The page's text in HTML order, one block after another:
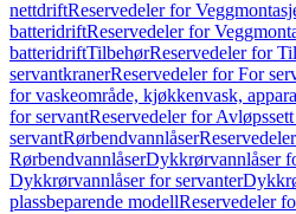
nettdriftReservedeler for
batteridriftReservedeler for
batteridriftTilbehørReservedeler for
servantkranerReservedeler for For
for vaskeområde, kjøkkenvask,
for servantReservedeler for
servantRørbendvannlåser
RørbendvannlåserDykkrørvannlåser
Dykkrørvannlåser for servanter
plassbeparende modellReservedeler